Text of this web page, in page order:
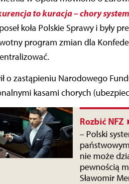
to kuracja – chory
koła Polskie Sprawy i
program zmian dla
o zastąpieniu Narodowego
kasami chorych
Rozbić NFZ
– Polski
nie może
pewnością
Sławomir